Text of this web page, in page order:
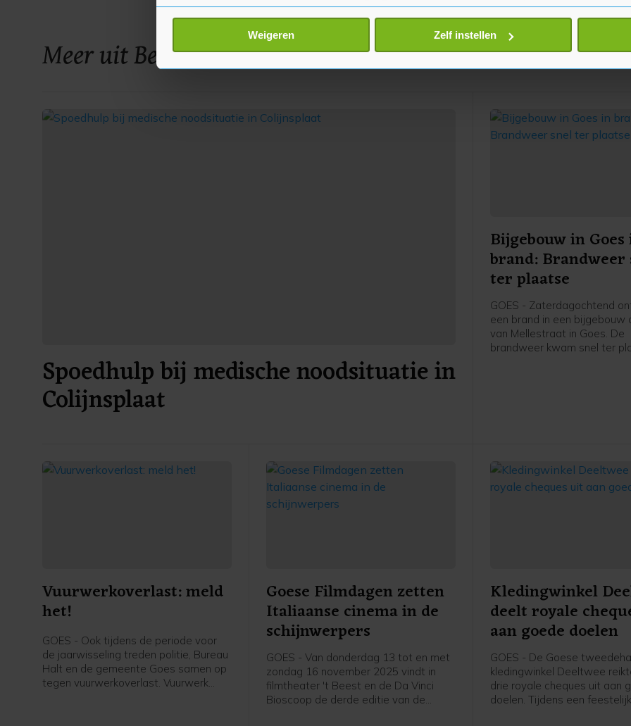
Uw apparaat identificeren door het actief te scannen op specifieke eigenschappen
Lees meer over hoe uw persoonlijke gegevens worden verwerkt en stel uw voorkeuren in het
toestemming op elk moment wijzigen of intrekken in de Cookieverklaring.
Weigeren Zelf instellen
Meer uit Beveland
Spoedhulp bij medische noodsituatie in
Colijnsplaat
Bijgebouw in
brand: Brandweer
ter plaatse
GOES - Zaterdagochtend
een brand in een bijgebouw
van Mellestraat in Goes. De
brandweer kwam snel ter
Vuurwerkoverlast: meld
het!
GOES - Ook tijdens de periode voor
de jaarwisseling treden politie, Bureau
Halt en de gemeente Goes samen op
tegen vuurwerkoverlast. Vuurwerk
Goese Filmdagen zetten
Italiaanse cinema in de
schijnwerpers
GOES - Van donderdag 13 tot en met
zondag 16 november 2025 vindt in
filmtheater 't Beest en de Da Vinci
Bioscoop de derde editie van de
Kledingwinkel
deelt royale
aan goede doelen
GOES - De Goese
kledingwinkel Deeltwee
drie royale cheques uit aan
doelen. Tijdens een